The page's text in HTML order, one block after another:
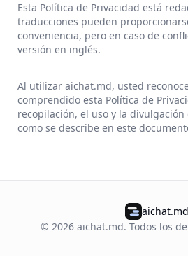
Esta Política de Privacidad está
traducciones pueden
conveniencia, pero en caso de
versión en inglés.
Al utilizar aichat.md, usted
comprendido esta Política de
recopilación, el uso y la
como se describe en este
aichat.md
© 2026aichat.md. Todos los